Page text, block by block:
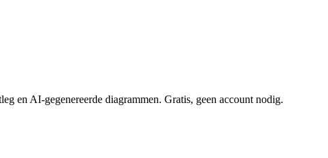
en AI-gegenereerde diagrammen. Gratis, geen account nodig.